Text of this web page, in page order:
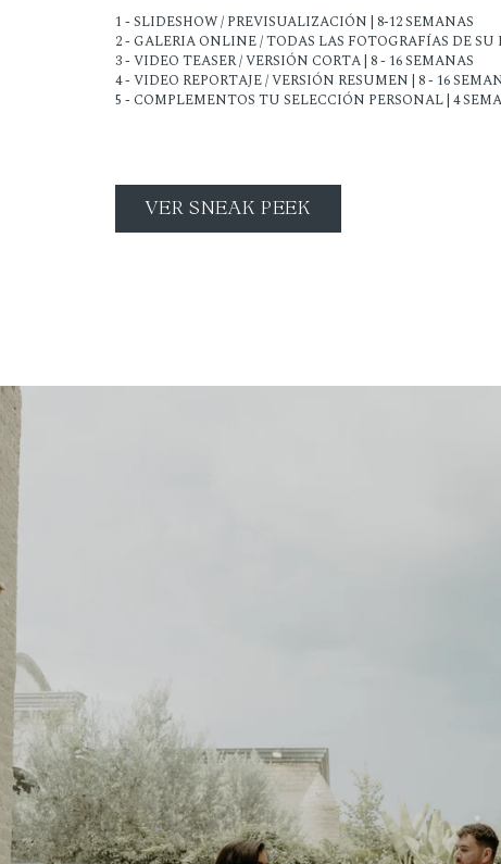
1 - SLIDESHOW / PREVISUALIZACIÓN | 8-12 SEMANAS
2 - GALERIA ONLINE / TODAS LAS FOTOGRAFÍAS DE SU
3 - VIDEO TEASER / VERSIÓN CORTA | 8 - 16 SEMANAS
4 - VIDEO REPORTAJE / VERSIÓN RESUMEN | 8 - 16
5 - COMPLEMENTOS TU SELECCIÓN PERSONAL | 4
VER SNEAK PEEK